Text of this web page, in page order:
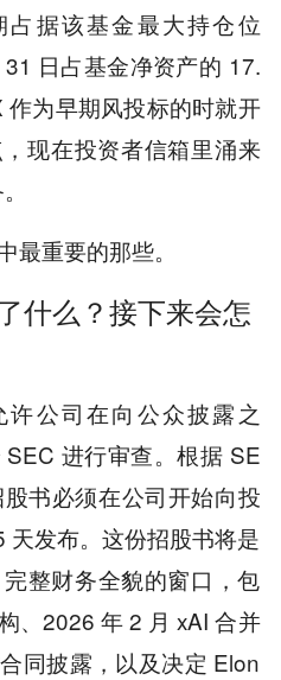
占据该基金最大持仓位
日占基金净资产的 17.
为早期风投标的时就开
现在投资者信箱里涌来
最重要的那些。
什么？接下来会怎
许公司在向公众披露之
进行审查。根据 SE
书必须在公司开始向投
天发布。这份招股书将是
整财务全貌的窗口，包
、2026 年 2 月 xAI 合并
同披露，以及决定 Elon